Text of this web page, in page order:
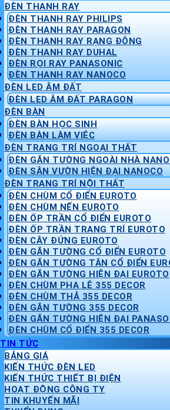
ĐÈN THANH RAY
ĐÈN THANH RAY PHILIPS
ĐÈN THANH RAY PARAGON
ĐÈN THANH RAY RẠNG ĐÔNG
ĐÈN THANH RAY DUHAL
ĐÈN RỌI RAY PANASONIC
ĐÈN THANH RAY NANOCO
ĐÈN LED ÂM ĐẤT
ĐÈN LED ÂM ĐẤT PARAGON
ĐÈN BÀN
ĐÈN BÀN HỌC SINH
ĐÈN BÀN LÀM VIỆC
ĐÈN TRANG TRÍ NGOẠI THẤT
ĐÈN GẮN TƯỜNG NGOÀI NHÀ
ĐÈN SÂN VƯỜN HIỆN ĐẠI NANOCO
ĐÈN TRANG TRÍ NỘI THẤT
ĐÈN CHÙM CỔ ĐIỂN EUROTO
ĐÈN CHÙM NẾN EUROTO
ĐÈN ỐP TRẦN CỔ ĐIỂN EUROTO
ĐÈN ỐP TRẦN TRANG TRÍ EUROTO
ĐÈN CÂY ĐỨNG EUROTO
ĐÈN GẮN TƯỜNG CỔ ĐIỂN EUROTO
ĐÈN GẮN TƯỜNG TÂN CỔ ĐIỂN
ĐÈN GẮN TƯỜNG HIỆN ĐẠI EUROTO
ĐÈN CHÙM PHA LÊ 355 DECOR
ĐÈN CHÙM THẢ 355 DECOR
ĐÈN GẮN TƯỜNG 355 DECOR
ĐÈN GẮN TƯỜNG HIỆN ĐẠI
ĐÈN CHÙM CỔ ĐIỂN 355 DECOR
TIN TỨC
BẢNG GIÁ
KIẾN THỨC ĐÈN LED
KIẾN THỨC THIẾT BỊ ĐIỆN
HOẠT ĐỘNG CÔNG TY
TIN KHUYẾN MÃI